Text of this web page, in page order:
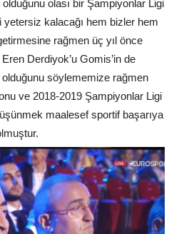
olası bir Şampiyonlar Ligi
yetersiz kalacağı hem bizler hem
rağmen üç yıl önce
Derdiyok’u Gomis’in de
söylememize rağmen
ve 2018-2019 Şampiyonlar Ligi
maalesef sportif başarıya